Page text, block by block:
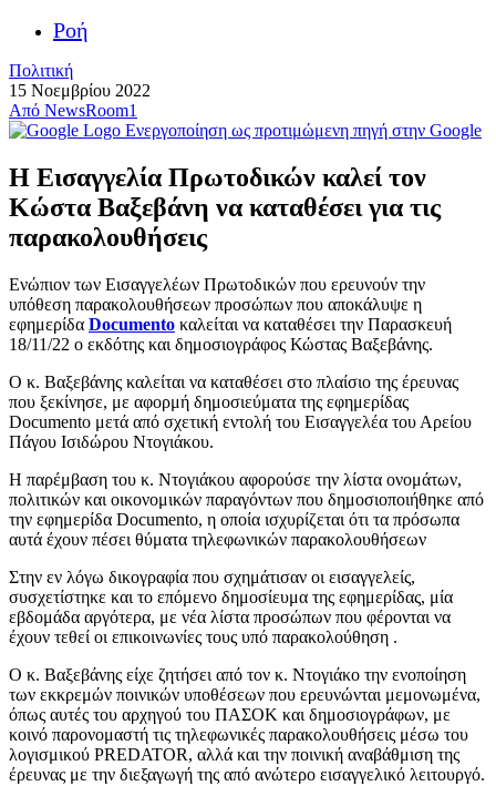
Ροή
Πολιτική
15 Νοεμβρίου 2022
Από NewsRoom1
Ενεργοποίηση ως προτιμώμενη πηγή στην Google
Η Εισαγγελία Πρωτοδικών καλεί τον
Κώστα Βαξεβάνη να καταθέσει για τις
παρακολουθήσεις
Eνώπιον των Εισαγγελέων Πρωτοδικών που ερευνούν την
υπόθεση παρακολουθήσεων προσώπων που αποκάλυψε η
εφημερίδα Documento καλείται να καταθέσει την Παρασκευή
18/11/22 ο εκδότης και δημοσιογράφος Κώστας Βαξεβάνης.
Ο κ. Βαξεβάνης καλείται να καταθέσει στο πλαίσιο της έρευνας
που ξεκίνησε, με αφορμή δημοσιεύματα της εφημερίδας
Documento μετά από σχετική εντολή του Εισαγγελέα του Αρείου
Πάγου Ισιδώρου Ντογιάκου.
Η παρέμβαση του κ. Ντογιάκου αφορούσε την λίστα ονομάτων,
πολιτικών και οικονομικών παραγόντων που δημοσιοποιήθηκε από
την εφημερίδα Documento, η οποία ισχυρίζεται ότι τα πρόσωπα
αυτά έχουν πέσει θύματα τηλεφωνικών παρακολουθήσεων
Στην εν λόγω δικογραφία που σχημάτισαν οι εισαγγελείς,
συσχετίστηκε και το επόμενο δημοσίευμα της εφημερίδας, μία
εβδομάδα αργότερα, με νέα λίστα προσώπων που φέρονται να
έχουν τεθεί οι επικοινωνίες τους υπό παρακολούθηση .
Ο κ. Βαξεβάνης είχε ζητήσει από τον κ. Ντογιάκο την ενοποίηση
των εκκρεμών ποινικών υποθέσεων που ερευνώνται μεμονωμένα,
όπως αυτές του αρχηγού του ΠΑΣΟΚ και δημοσιογράφων, με
κοινό παρονομαστή τις τηλεφωνικές παρακολουθήσεις μέσω του
λογισμικού PREDATOR, αλλά και την ποινική αναβάθμιση της
έρευνας με την διεξαγωγή της από ανώτερο εισαγγελικό λειτουργό.